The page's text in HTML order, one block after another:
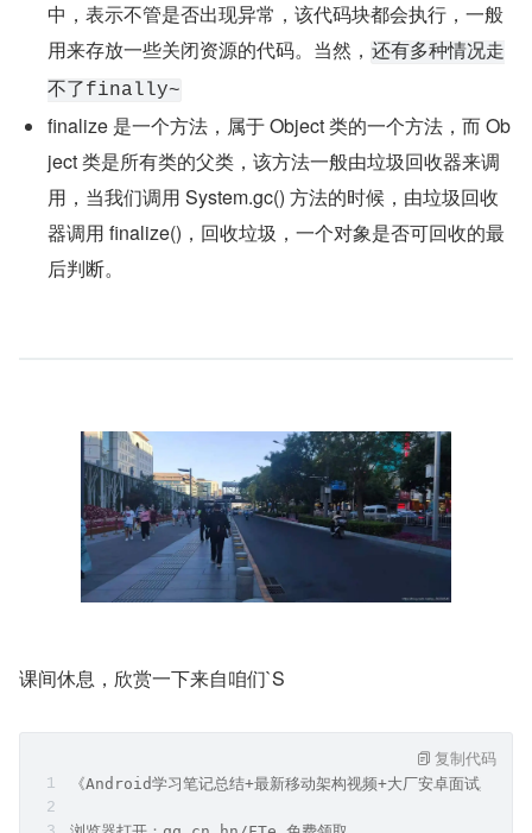
中，表示不管是否出现异常，该代码块都会执行，一般
用来存放一些关闭资源的代码。当然， 还有多种情况走
不了finally~
finalize 是一个方法，属于 Object 类的一个方法，而 Ob
ject 类是所有类的父类，该方法一般由垃圾回收器来调
用，当我们调用 System.gc() 方法的时候，由垃圾回收
器调用 finalize()，回收垃圾，一个对象是否可回收的最
后判断。
课间休息，欣赏一下来自咱们`S
《Android学习笔记总结+最新移动架构视频+大厂安卓面试真题+
复制代码